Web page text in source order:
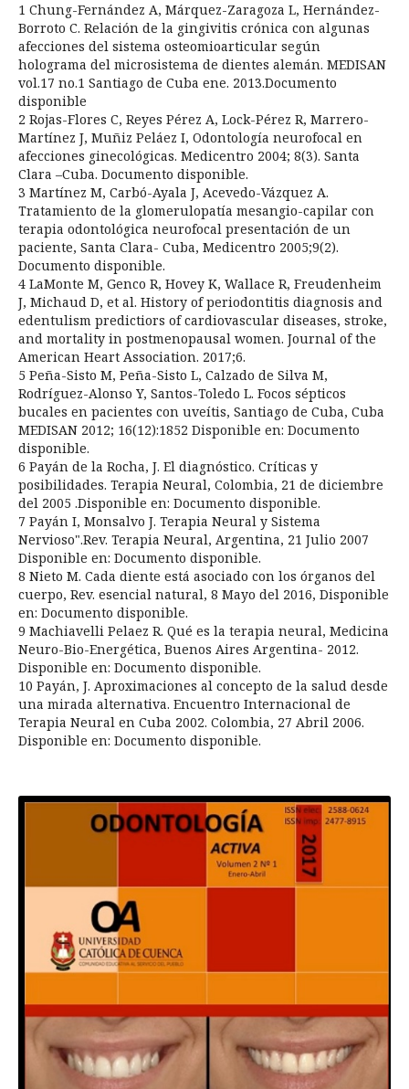
1 Chung-Fernández A, Márquez-Zaragoza L, Hernández-
Borroto C. Relación de la gingivitis crónica con algunas
afecciones del sistema osteomioarticular según
holograma del microsistema de dientes alemán. MEDISAN
vol.17 no.1 Santiago de Cuba ene. 2013.Documento
disponible
2 Rojas-Flores C, Reyes Pérez A, Lock-Pérez R, Marrero-
Martínez J, Muñiz Peláez I, Odontología neurofocal en
afecciones ginecológicas. Medicentro 2004; 8(3). Santa
Clara –Cuba. Documento disponible.
3 Martínez M, Carbó-Ayala J, Acevedo-Vázquez A.
Tratamiento de la glomerulopatía mesangio-capilar con
terapia odontológica neurofocal presentación de un
paciente, Santa Clara- Cuba, Medicentro 2005;9(2).
Documento disponible.
4 LaMonte M, Genco R, Hovey K, Wallace R, Freudenheim
J, Michaud D, et al. History of periodontitis diagnosis and
edentulism predictiors of cardiovascular diseases, stroke,
and mortality in postmenopausal women. Journal of the
American Heart Association. 2017;6.
5 Peña-Sisto M, Peña-Sisto L, Calzado de Silva M,
Rodríguez-Alonso Y, Santos-Toledo L. Focos sépticos
bucales en pacientes con uveítis, Santiago de Cuba, Cuba
MEDISAN 2012; 16(12):1852 Disponible en: Documento
disponible.
6 Payán de la Rocha, J. El diagnóstico. Críticas y
posibilidades. Terapia Neural, Colombia, 21 de diciembre
del 2005 .Disponible en: Documento disponible.
7 Payán I, Monsalvo J. Terapia Neural y Sistema
Nervioso".Rev. Terapia Neural, Argentina, 21 Julio 2007
Disponible en: Documento disponible.
8 Nieto M. Cada diente está asociado con los órganos del
cuerpo, Rev. esencial natural, 8 Mayo del 2016, Disponible
en: Documento disponible.
9 Machiavelli Pelaez R. Qué es la terapia neural, Medicina
Neuro-Bio-Energética, Buenos Aires Argentina- 2012.
Disponible en: Documento disponible.
10 Payán, J. Aproximaciones al concepto de la salud desde
una mirada alternativa. Encuentro Internacional de
Terapia Neural en Cuba 2002. Colombia, 27 Abril 2006.
Disponible en: Documento disponible.